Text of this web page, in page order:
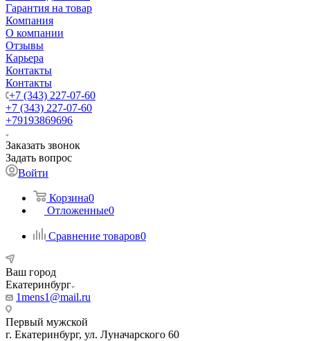
Гарантия на товар
Компания
О компании
Отзывы
Карьера
Контакты
Контакты
+7 (343) 227-07-60
+7 (343) 227-07-60
+79193869696
Заказать звонок
Задать вопрос
Войти
Корзина0
Отложенные0
Сравнение товаров0
Ваш город
Екатеринбург
1mens1@mail.ru
Первый мужской
г. Екатеринбург, ул. Луначарского 60